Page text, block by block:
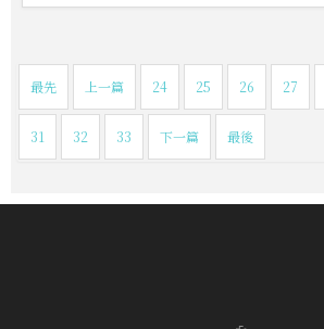
最先 上一篇 24 25 26 27
31 32 33 下一篇 最後